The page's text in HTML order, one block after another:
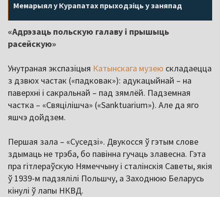
Мемарыял у Курапатах прыходзіць у заняпад
«Адрэзаць польскую галаву і прышыць
расейскую»
Унутраная экспазіцыя Катынскага музею складаецца
з дзвюх частак («падковак»): адукацыйнай – на
паверхні і сакральнай – пад зямлёй. Падземная
частка – «Свяцілішча» («Sanktuarium»). Але да яго
яшчэ дойдзем.
Першая зала – «Суседзі». Двукосся ў гэтым слове
здымаць не трэба, бо павінна гучаць злавесна. Гэта
пра гітлераўскую Нямеччыну і сталінскія Саветы, якія
ў 1939-м падзялілі Польшчу, а Заходнюю Беларусь
кінулі ў лапы НКВД.